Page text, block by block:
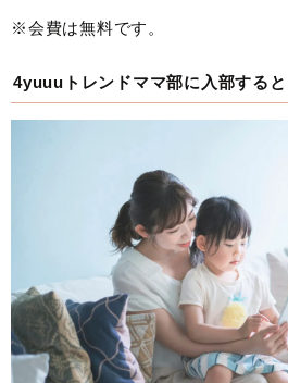
※会費は無料です。
4yuuuトレンドママ部に入部する